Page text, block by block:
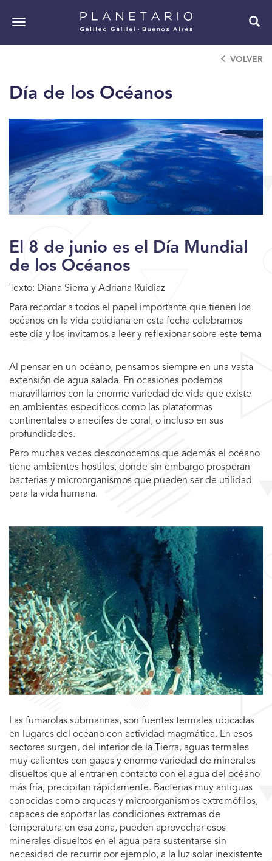
principalnavigation
Día de los Océanos
VOLVER
El 8 de junio es el Día Mundial
de los Océanos
Texto: Diana Sierra y Adriana Ruidiaz
Para recordar a todos el papel importante que tienen los
océanos en la vida cotidiana en esta fecha celebramos
este día y los invitamos a leer y reflexionar sobre este tema
Al pensar en un océano, pensamos siempre en una vasta
extensión de agua salada. En ocasiones podemos
maravillarnos con la enorme variedad de vida que existe
en ambientes específicos como las plataformas
continentales o arrecifes de coral, o incluso en sus
profundidades.
Pero muchas veces desconocemos que además el océano
tiene ambientes hostiles, donde sin embargo prosperan
bacterias y microorganismos que pueden ser de utilidad
para la vida humana.
Las fumarolas submarinas, son fuentes termales ubicadas
en lugares del océano con actividad magmática. En esos
sectores surgen, del interior de la Tierra, aguas termales
muy calientes con gases y enorme variedad de minerales
disueltos que al entrar en contacto con el agua del océano
más fría, precipitan rápidamente. Bacterias muy antiguas
conocidas como arqueas y microorganismos extremófilos,
capaces de soportar las condiciones extremas de
temperatura en esa zona, pueden aprovechar esos
minerales disueltos en el agua para sustentarse sin
necesidad de recurrir por ejemplo, a la luz solar inexistente